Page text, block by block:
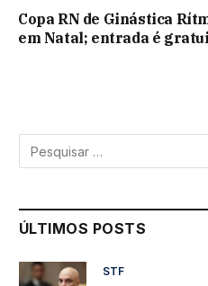
Copa RN de Ginástica
em Natal; entrada é
ÚLTIMOS POSTS
STF